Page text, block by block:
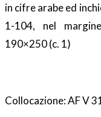
in cifre arabe ed
1-104, nel
190×250 (c. 1)
Collocazione: AF V